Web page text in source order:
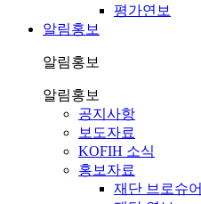
평가연보
알림홍보
알림홍보
알림홍보
공지사항
보도자료
KOFIH 소식
홍보자료
재단 브로슈어